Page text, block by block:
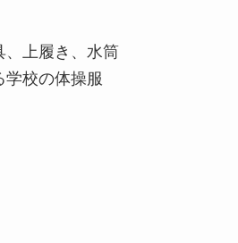
、上履き、水筒
学校の体操服